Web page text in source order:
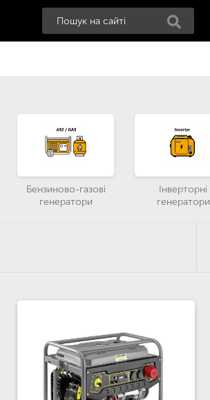
Бензиново-газові
генератори
Інверторні
генератори